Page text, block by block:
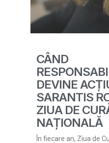
CÂND
DEVINE
SARANTIS
ZIUA DE
NAȚIONALĂ
În fiecare an, Ziua de